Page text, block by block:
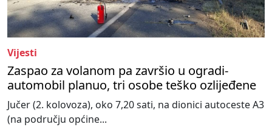
Vijesti
Zaspao za volanom pa završio u ogradi-
automobil planuo, tri osobe teško ozlijeđene
Jučer (2. kolovoza), oko 7,20 sati, na dionici autoceste A3
(na području općine...